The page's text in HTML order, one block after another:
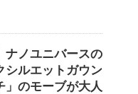
ナノユニバースの
シルエットガウン
」のモーブが大人